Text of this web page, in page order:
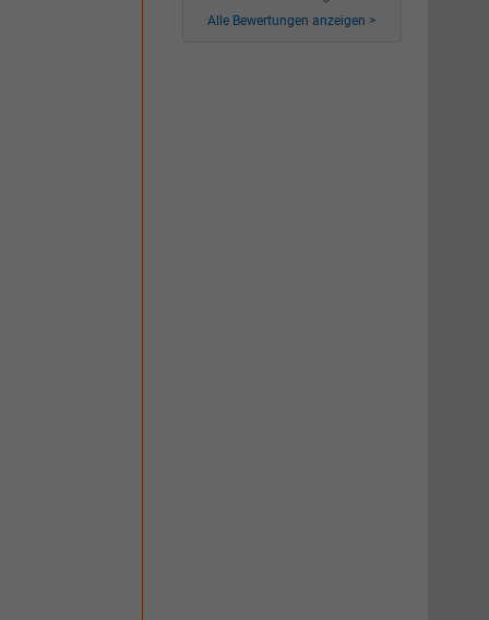
Alle Bewertungen anzeigen >